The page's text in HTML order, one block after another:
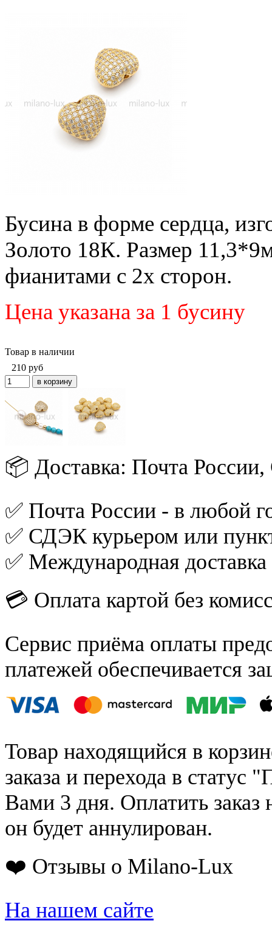
Бусина в форме сердца,
Золото 18К. Размер
фианитами с 2х сторон.
Цена указана за 1 бусину
Товар в наличии
210 руб
📦 Доставка: Почта
✅ Почта России - в любой
✅ СДЭК курьером или
✅ Международная
💳 Оплата картой без
Сервис приёма оплаты
платежей обеспечивается
Товар находящийся в
заказа и перехода в статус
Вами 3 дня. Оплатить заказ
он будет аннулирован.
❤️ Отзывы о Milano-Lux
На нашем сайте